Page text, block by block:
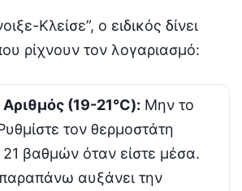
Κλείσε”, ο ειδικός δίνει
ρίχνουν τον λογαριασμό:
(19-21°C): Μην το
τον θερμοστάτη
21 βαθμών όταν είστε μέσα.
αυξάνει την